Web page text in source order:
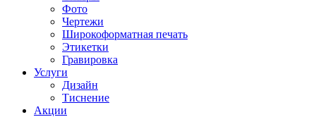
Фото
Чертежи
Широкоформатная печать
Этикетки
Гравировка
Услуги
Дизайн
Тиснение
Акции